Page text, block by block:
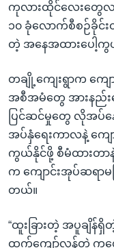
ကုလားထိုင်လေးတွေ
၁၀ ခုံလောက်စီစဉ်ခိုင်း
တဲ့ အနေအထားပေါ့ကွ
တချို့ကျေးရွာက ကျေ
အစီအမံတွေ‌ အားနည်
ပြင်ဆင်မှုတွေ လိုအပ်န
အပ်နှံရေးကာလနဲ့ ကျ
ကွယ်နိုင်ဖို့ စီမံထားတ
က ကျောင်းအုပ်ဆရာမက
တယ်။
“ထူးခြားတဲ့ အပူချိ
ထက်ကျော်လွန်တဲ့ ကလ